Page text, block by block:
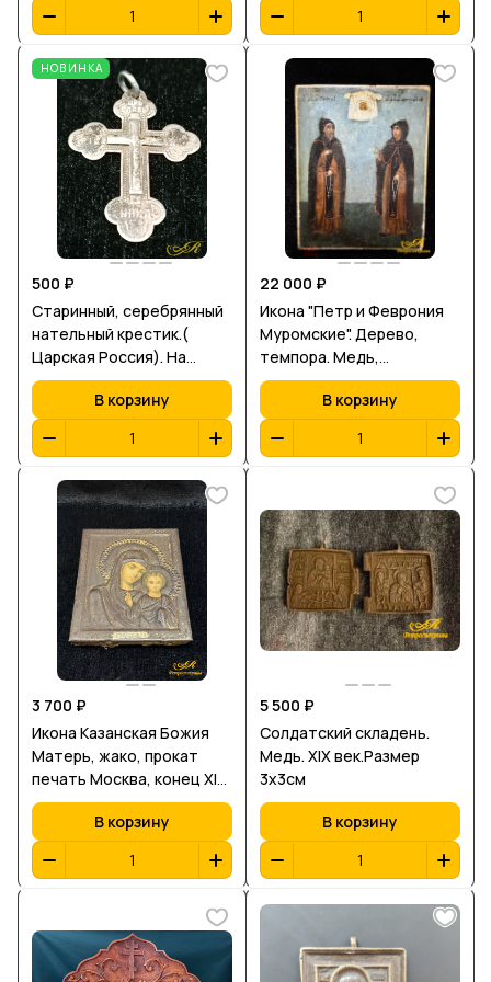
НОВИНКА
500 ₽
Старинный, серебрянный
нательный крестик.(
Царская Россия). На
кресте надпись " ЦРЬ
СЛВЫ" ( Царь Славы) и "
НИКА" (Победа).4,8*32 см.
3,55 гр.
В корзину
22 000 ₽
Икона "Петр и Феврония
Муромские". Дерево,
темпора. Медь,
посеребрение. XIX в.
В корзину
3 700 ₽
Икона Казанская Божия
Матерь, жако, прокат
печать Москва, конец XIX
начало ХХ.
В корзину
5 500 ₽
Солдатский складень.
Медь. XIX век.Размер
3х3см
В корзину